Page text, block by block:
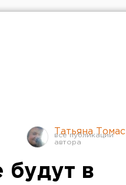
Татьяна Томас
в